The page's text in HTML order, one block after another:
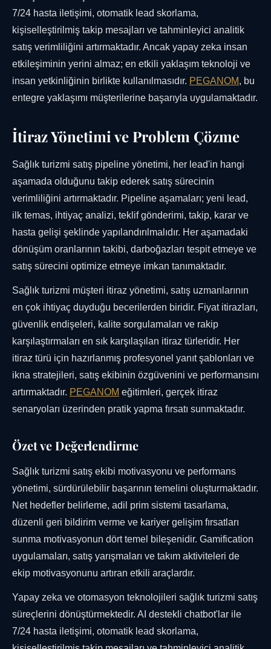
7/24 hasta iletişimi, otomatik lead skorlama,
kişiselleştirilmiş takip mesajları ve tahminleyici analitik
satış verimliliğini artırmaktadır. Ancak yapay zeka insan
etkileşiminin yerini almaz; en etkili yaklaşım teknoloji ve
insan yetkinliğinin birlikte kullanılmasıdır. PEGANOM, bu
entegre yaklaşımı müşterilerine başarıyla uygulamaktadır.
İtiraz Yönetimi ve Problem Çözme
Sağlık turizmi satış pipeline yönetimi, her lead'in hangi
aşamada olduğunu takip ederek satış sürecinin
verimliliğini artırmaktadır. Pipeline aşamaları; yeni lead,
ilk temas, ihtiyaç analizi, teklif gönderimi, takip, karar ve
hasta gelişi şeklinde yapılandırılmalıdır. Her aşamadaki
dönüşüm oranlarının takibi, darboğazları tespit etmeye ve
satış sürecini optimize etmeye imkan tanımaktadır.
Sağlık turizmi müşteri itiraz yönetimi, satış uzmanlarının
en çok ihtiyaç duyduğu becerilerden biridir. Fiyat itirazları,
güvenlik endişeleri, kalite sorgulamaları ve rakip
karşılaştırmaları en sık karşılaşılan itiraz türleridir. Her
itiraz türü için hazırlanmış profesyonel yanıt şablonları ve
ikna stratejileri, satış ekibinin özgüvenini ve performansını
artırmaktadır. PEGANOM eğitimleri, gerçek itiraz
senaryoları üzerinden pratik yapma fırsatı sunmaktadır.
Özet ve Değerlendirme
Sağlık turizmi satış ekibi motivasyonu ve performans
yönetimi, sürdürülebilir başarının temelini oluşturmaktadır.
Net hedefler belirleme, adil prim sistemi tasarlama,
düzenli geri bildirim verme ve kariyer gelişim fırsatları
sunma motivasyonun dört temel bileşenidir. Gamification
uygulamaları, satış yarışmaları ve takım aktiviteleri de
ekip motivasyonunu artıran etkili araçlardır.
Yapay zeka ve otomasyon teknolojileri sağlık turizmi satış
süreçlerini dönüştürmektedir. AI destekli chatbot'lar ile
7/24 hasta iletişimi, otomatik lead skorlama,